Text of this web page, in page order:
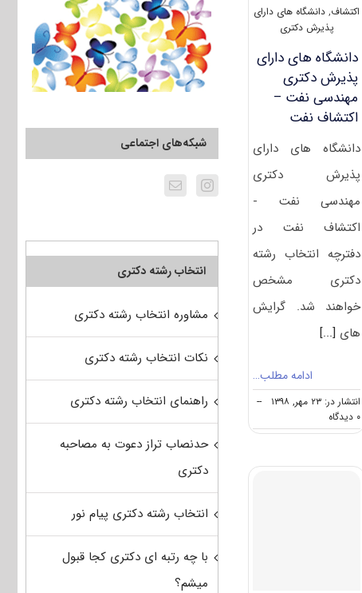
اکتشاف, دانشگاه های دارای
پذیرش دکتری
دانشگاه های دارای
پذیرش دکتری
مهندسی نفت –
اکتشاف نفت
دانشگاه های دارای
پذیرش دکتری
مهندسی نفت -
اکتشاف نفت در
دفترچه انتخاب رشته
دکتری مشخص
خواهند شد. گرایش
های [...]
ادامه مطلب…
انتشار در: ۲۳ مهر, ۱۳۹۸
--
۰ دیدگاه
on
دانشگاه
شبکه‌های اجتماعی
انتخاب رشته دکتری
مشاوره انتخاب رشته دکتری
نکات انتخاب رشته دکتری
راهنمای انتخاب رشته دکتری
حدنصاب تراز دعوت به مصاحبه
دکتری
انتخاب رشته دکتری پیام نور
با چه رتبه ای دکتری کجا قبول
میشم؟